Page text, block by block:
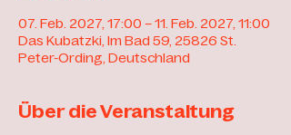
07. Feb. 2027, 17:00 – 11. Feb. 2027, 11:00
Das Kubatzki, Im Bad 59, 25826 St.
Peter-Ording, Deutschland
Über die Veranstaltung